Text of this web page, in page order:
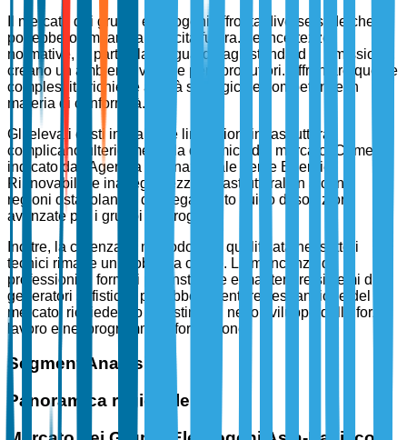
Il mercato dei gruppi elettrogeni affronta diverse sfide che
potrebbero limitare la crescita futura. Le incertezze
normative, in particolare riguardo agli standard di emissione,
creano un ambiente volatile per i produttori. Affrontare queste
complessità richiede agilità strategica e competenze in
materia di conformità.
Gli elevati costi iniziali e le limitazioni infrastrutturali
complicano ulteriormente la dinamica del mercato. Come
indicato dall'Agenzia Internazionale per le Energie
Rinnovabili, le inadeguatezze infrastrutturali in alcune
regioni ostacolano il dispiegamento fluido di soluzioni
avanzate per i gruppi elettrogeni.
Inoltre, la carenza di manodopera qualificata nei settori
tecnici rimane un problema critico. La mancanza di
professionisti formati per installare e mantenere sistemi di
generatori sofisticati potrebbe rallentare l'espansione del
mercato, richiedendo investimenti nello sviluppo della forza
lavoro e nei programmi di formazione.
Segment Analysis
Panoramica regionale